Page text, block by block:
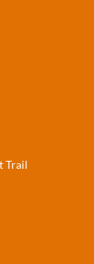
Trail